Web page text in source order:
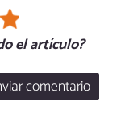
el artículo?
comentario